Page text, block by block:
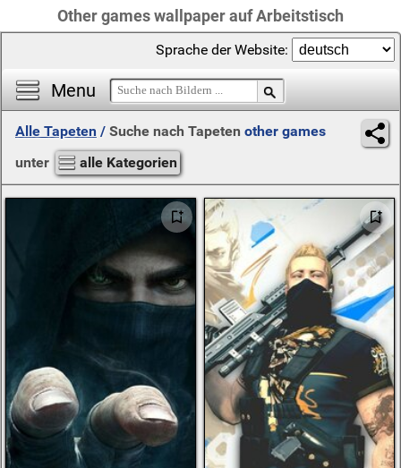
Other games wallpaper auf Arbeitstisch
Menu
Sprache der Website:
Alle Tapeten / Suche nach Tapeten other games
unter
alle Kategorien